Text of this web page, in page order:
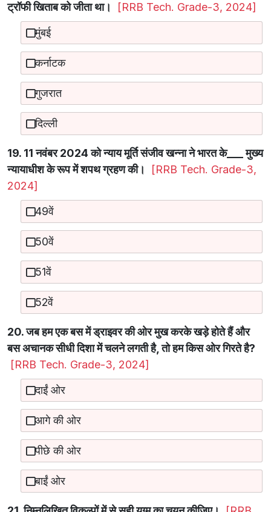
ट्रॉफी खिताब को जीता था।
[RRB Tech. Grade-3, 2024]
मुंबई
कर्नाटक
गुजरात
दिल्ली
19. 11 नवंबर 2024 को न्याय मूर्ति संजीव खन्ना ने भारत के___ मुख्य
न्यायाधीश के रूप में शपथ ग्रहण की।
[RRB Tech. Grade-3,
2024]
49वें
50वें
51वें
52वें
20. जब हम एक बस में ड्राइवर की ओर मुख करके खड़े होते हैं और
बस अचानक सीधी दिशा में चलने लगती है, तो हम किस ओर गिरते है?
[RRB Tech. Grade-3, 2024]
दाईं ओर
आगे की ओर
पीछे की ओर
बाईं ओर